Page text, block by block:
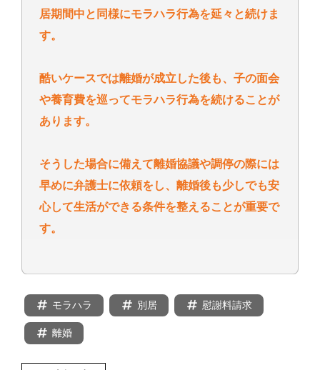
居期間中と同様にモラハラ行為を延々と続けま
す。
酷いケースでは離婚が成立した後も、子の面会
や養育費を巡ってモラハラ行為を続けることが
あります。
そうした場合に備えて離婚協議や調停の際には
早めに弁護士に依頼をし、離婚後も少しでも安
心して生活ができる条件を整えることが重要で
す。
モラハラ 別居 慰謝料請求
離婚